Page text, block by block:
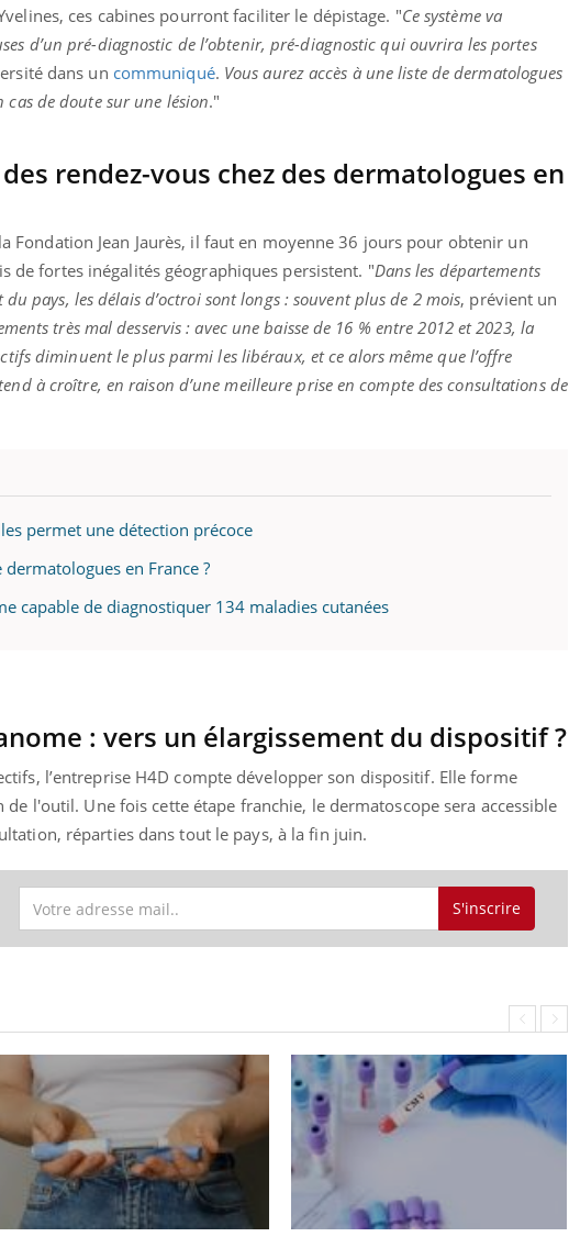
ces cabines pourront faciliter le dépistage. "Ce système va
d’un pré-diagnostic de l’obtenir, pré-diagnostic qui ouvrira les portes
dans un communiqué. Vous aurez accès à une liste de dermatologues
de doute sur une lésion."
rendez-vous chez des dermatologues en
Fondation Jean Jaurès, il faut en moyenne 36 jours pour obtenir un
de fortes inégalités géographiques persistent. "Dans les départements
pays, les délais d’octroi sont longs : souvent plus de 2 mois, prévient un
très mal desservis : avec une baisse de 16 % entre 2012 et 2023, la
diminuent le plus parmi les libéraux, et ce alors même que l’offre
à croître, en raison d’une meilleure prise en compte des consultations de
permet une détection précoce
en France ?
capable de diagnostiquer 134 maladies cutanées
: vers un élargissement du dispositif ?
l’entreprise H4D compte développer son dispositif. Elle forme
l'outil. Une fois cette étape franchie, le dermatoscope sera accessible
réparties dans tout le pays, à la fin juin.
S'inscrire
numérique » pour
Youtube
lié à un groupe
d'un « jumeau